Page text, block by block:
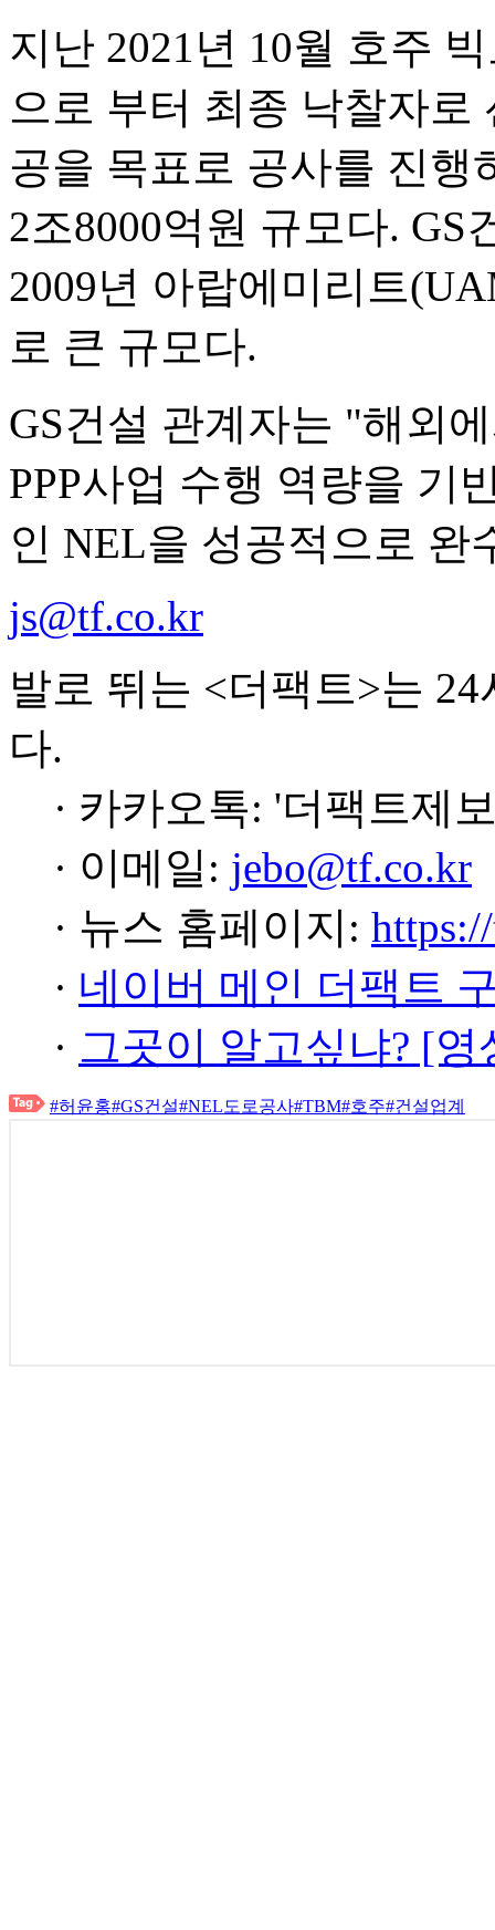
지난 2021년 10월 호주
으로 부터 최종 낙찰자로
공을 목표로 공사를 진행
2조8000억원 규모다.
2009년 아랍에미리트
로 큰 규모다.
GS건설 관계자는 "해외
PPP사업 수행 역량을 기
인 NEL을 성공적으로 완
js@tf.co.kr
발로 뛰는 <더팩트>는
다.
· 카카오톡: '더팩트제
· 이메일: jebo@tf.co.kr
· 뉴스 홈페이지:
· 네이버 메인 더팩트
· 그곳이 알고싶냐? [
#허윤홍#GS건설#NEL도로공사#TBM#호주#건설업계